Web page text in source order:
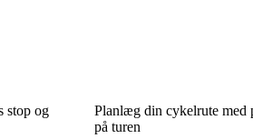
stop og
Planlæg din cykelrute med
på turen